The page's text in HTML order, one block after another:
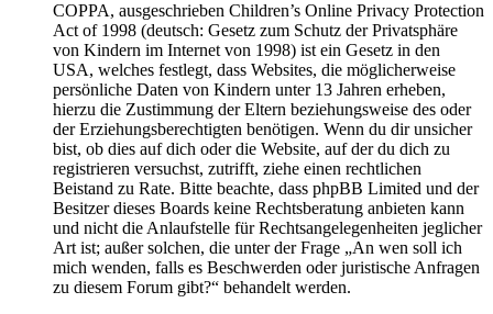
COPPA, ausgeschrieben Children’s Online Privacy Protection
Act of 1998 (deutsch: Gesetz zum Schutz der Privatsphäre
von Kindern im Internet von 1998) ist ein Gesetz in den
USA, welches festlegt, dass Websites, die möglicherweise
persönliche Daten von Kindern unter 13 Jahren erheben,
hierzu die Zustimmung der Eltern beziehungsweise des oder
der Erziehungsberechtigten benötigen. Wenn du dir unsicher
bist, ob dies auf dich oder die Website, auf der du dich zu
registrieren versuchst, zutrifft, ziehe einen rechtlichen
Beistand zu Rate. Bitte beachte, dass phpBB Limited und der
Besitzer dieses Boards keine Rechtsberatung anbieten kann
und nicht die Anlaufstelle für Rechtsangelegenheiten jeglicher
Art ist; außer solchen, die unter der Frage „An wen soll ich
mich wenden, falls es Beschwerden oder juristische Anfragen
zu diesem Forum gibt?“ behandelt werden.